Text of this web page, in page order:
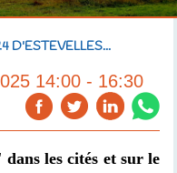
D'ESTEVELLES...
14:00 - 16:30
les cités et sur le